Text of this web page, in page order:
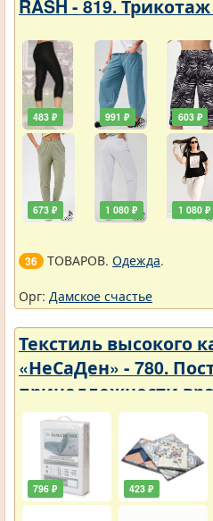
RASH - 819.
483 ₽
673 ₽
991 ₽
1 080 ₽
603 ₽
1 080 ₽
36 ТОВАРОВ. Одежда.
Орг: Дамское счастье
Текстиль высокого
«НеСаДен» - 780.
принадлежности
упали
796 ₽ 423 ₽